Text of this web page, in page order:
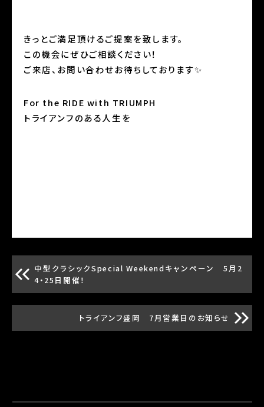
きっとご満足頂けるご提案を致します。
この機会にぜひご相談ください！
ご来店、お問い合わせお待ちしております✨
For the RIDE with TRIUMPH
トライアンフのある人生を
中型クラシックSpecial Weekendキャンペーン 5月2
4・25日開催！
トライアンフ盛岡 7月営業日のお知らせ